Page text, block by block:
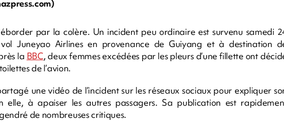
par la colère. Un incident peu ordinaire est survenu samedi
Juneyao Airlines en provenance de Guiyang et à destination
la BBC, deux femmes excédées par les pleurs d’une fillette ont
de l’avion.
une vidéo de l’incident sur les réseaux sociaux pour expliquer
elle, à apaiser les autres passagers. Sa publication est
de nombreuses critiques.